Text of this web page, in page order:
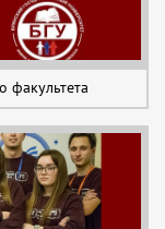
факультета